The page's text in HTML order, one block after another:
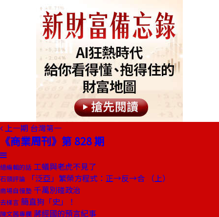
上一期 台灣第一
《商業周刊》第 828 期
總編輯的話 工蟻與老虎不見了
石頭評論 「泛亞」繁榮方程式：正→反→合 （上）
商場自慢塾 千萬別碰政治
去梯言 簡直狗「史」！
陳文茜專欄 蔣經國的預言紀事